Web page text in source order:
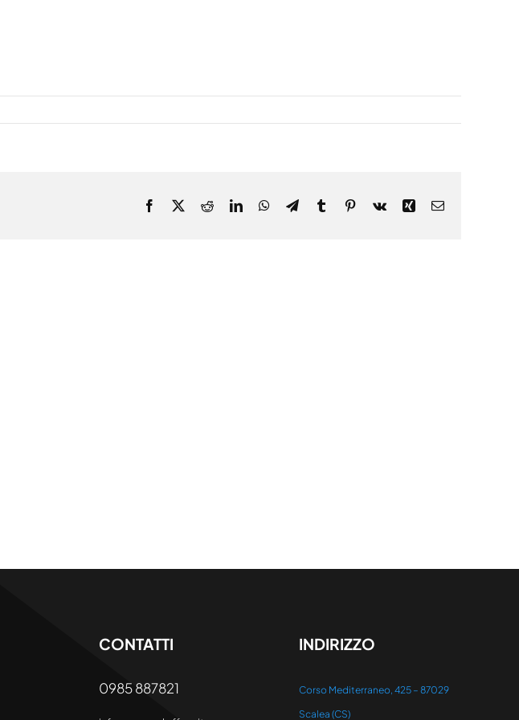
Facebook
X RedditLinkedInWhatsApp
TelegramTumblrPinterest
Vk Xing Email
CONTATTI
0985 887821
INDIRIZZO
Corso Mediterraneo, 425 – 87029
Scalea (CS)